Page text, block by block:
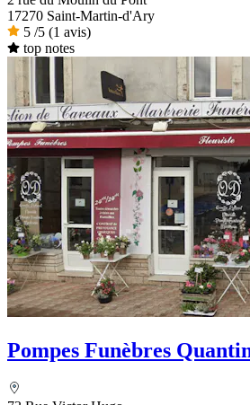
17270 Saint-Martin-d'Ary
5 /5 (1 avis)
top notes
Pompes Funèbres